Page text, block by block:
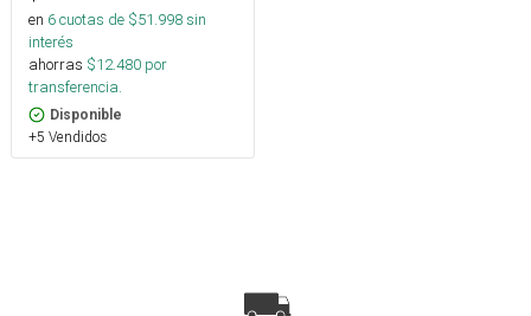
en 6cuotas de $51.998sin
interés
ahorras $12.480 por
transferencia.
Disponible
+5 Vendidos